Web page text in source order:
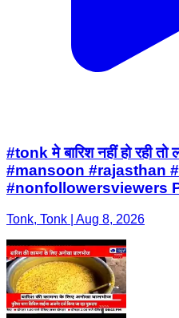
#tonk मे बारिश नहीं हो रही
#mansoon #rajasthan
#nonfollowersviewers
Tonk, Tonk | Aug 8, 2026